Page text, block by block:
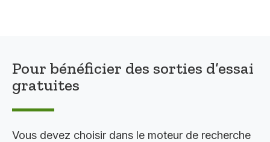
Pour bénéficier des sorties d’essai
gratuites
Vous devez choisir dans le moteur de recherche